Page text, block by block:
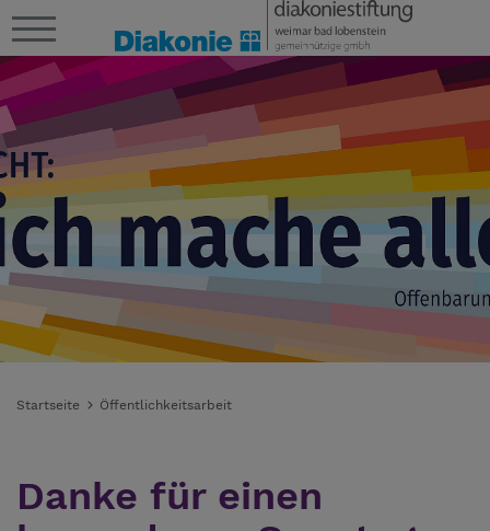
Startseite Öffentlichkeitsarbeit
Danke für einen